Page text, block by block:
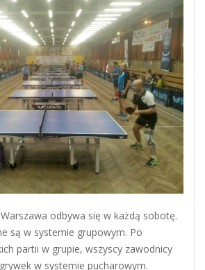
odbywa się w każdą sobotę.
są w systemie grupowym. Po
partii w grupie, wszyscy zawodnicy
w systemie pucharowym.